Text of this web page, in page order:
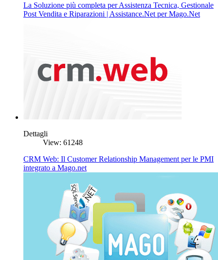
La Soluzione più completa per Assistenza Tecnica, Gestionale
Post Vendita e Riparazioni | Assistance.Net per Mago.Net
Dettagli
View: 61248
CRM Web: Il Customer Relationship Management per le PMI
integrato a Mago.net